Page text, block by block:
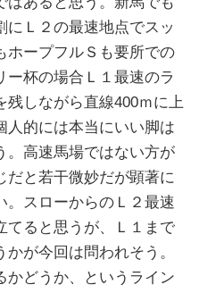
にＬ２の最速地点でスッ
ホープフルＳも要所での
ー杯の場合Ｌ１最速のラ
残しながら直線400ｍに上
人的には本当にいい脚は
。高速馬場ではない方が
だと若干微妙だが顕著に
。スローからのＬ２最速
てると思うが、Ｌ１まで
が今回は問われそう。
かどうか、というライン